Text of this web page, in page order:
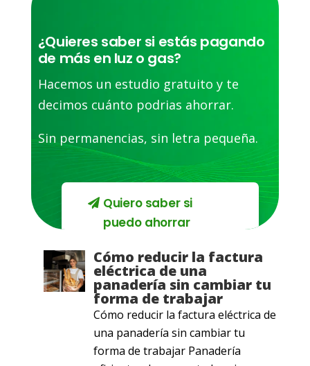
¿Quieres saber si estás pagando
de más en luz o gas?
Hacemos un estudio gratuito y te
decimos cuánto podrias ahorrar.
Sin permanencias, sin letra pequeña.
Quiero saber si
puedo ahorrar
Cómo reducir la factura
eléctrica de una
panadería sin cambiar tu
forma de trabajar
Cómo reducir la factura eléctrica de
una panadería sin cambiar tu
forma de trabajar Panadería